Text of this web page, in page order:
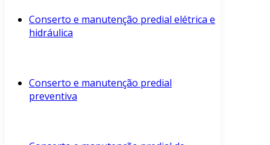
Conserto e manutenção predial elétrica e
hidráulica
Conserto e manutenção predial
preventiva